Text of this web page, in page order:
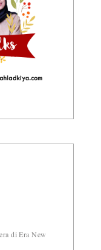
di Era New